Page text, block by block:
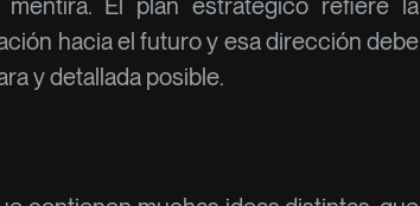
hacia el futuro y esa dirección debe
y detallada posible.